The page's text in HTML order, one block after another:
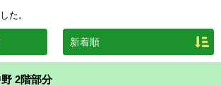
た。
2階部分